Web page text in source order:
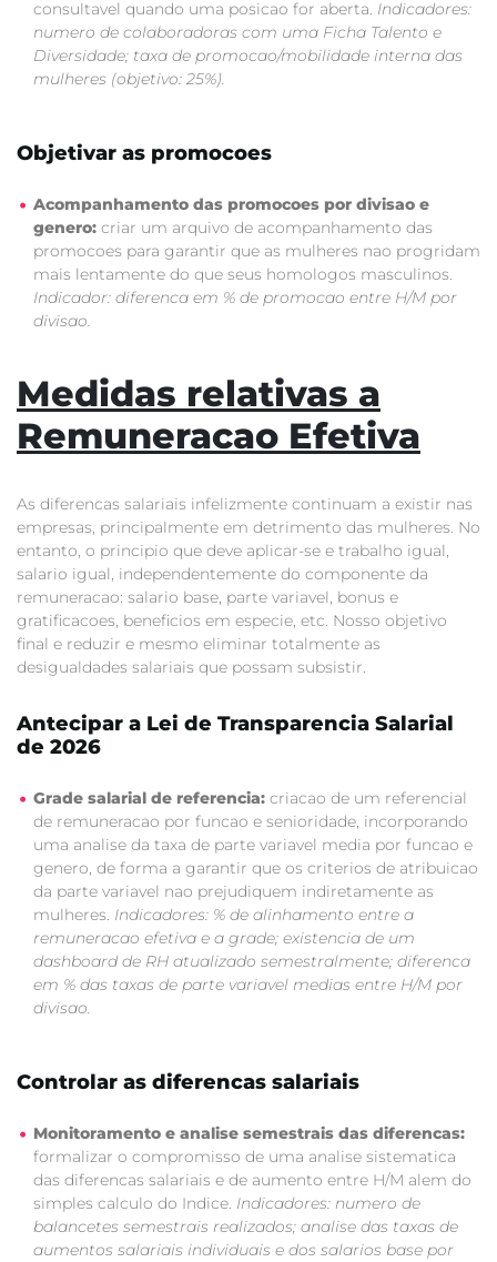
consultavel quando uma posicao for aberta. Indicadores:
numero de colaboradoras com uma Ficha Talento e
Diversidade; taxa de promocao/mobilidade interna das
mulheres (objetivo: 25%).
Objetivar as promocoes
Acompanhamento das promocoes por divisao e
genero: criar um arquivo de acompanhamento das
promocoes para garantir que as mulheres nao progridam
mais lentamente do que seus homologos masculinos.
Indicador: diferenca em % de promocao entre H/M por
divisao.
Medidas relativas a
Remuneracao Efetiva
As diferencas salariais infelizmente continuam a existir nas
empresas, principalmente em detrimento das mulheres. No
entanto, o principio que deve aplicar-se e trabalho igual,
salario igual, independentemente do componente da
remuneracao: salario base, parte variavel, bonus e
gratificacoes, beneficios em especie, etc. Nosso objetivo
final e reduzir e mesmo eliminar totalmente as
desigualdades salariais que possam subsistir.
Antecipar a Lei de Transparencia Salarial
de 2026
Grade salarial de referencia: criacao de um referencial
de remuneracao por funcao e senioridade, incorporando
uma analise da taxa de parte variavel media por funcao e
genero, de forma a garantir que os criterios de atribuicao
da parte variavel nao prejudiquem indiretamente as
mulheres. Indicadores: % de alinhamento entre a
remuneracao efetiva e a grade; existencia de um
dashboard de RH atualizado semestralmente; diferenca
em % das taxas de parte variavel medias entre H/M por
divisao.
Controlar as diferencas salariais
Monitoramento e analise semestrais das diferencas:
formalizar o compromisso de uma analise sistematica
das diferencas salariais e de aumento entre H/M alem do
simples calculo do Indice. Indicadores: numero de
balancetes semestrais realizados; analise das taxas de
aumentos salariais individuais e dos salarios base por